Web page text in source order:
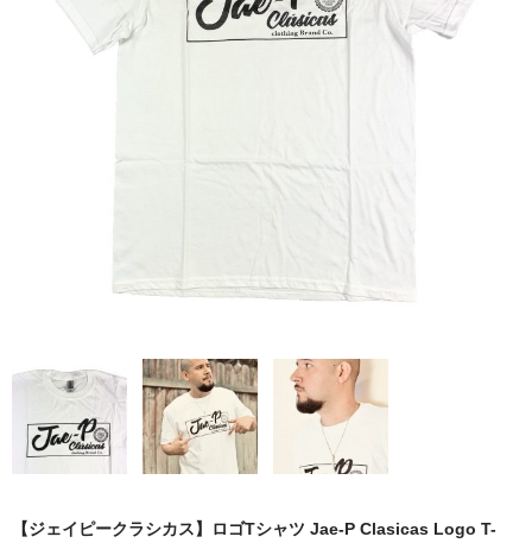
Tシャツ
シューズ
ORIGINAL
STILL 90’s
Chicano Life
【ジェイピークラシカス】ロゴTシャツ Jae-P Clasicas Logo T-